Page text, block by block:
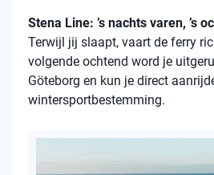
Stena Line: ’s nachts varen, ’s
Terwijl jij slaapt, vaart de ferry
volgende ochtend word je
Göteborg en kun je direct
wintersportbestemming.